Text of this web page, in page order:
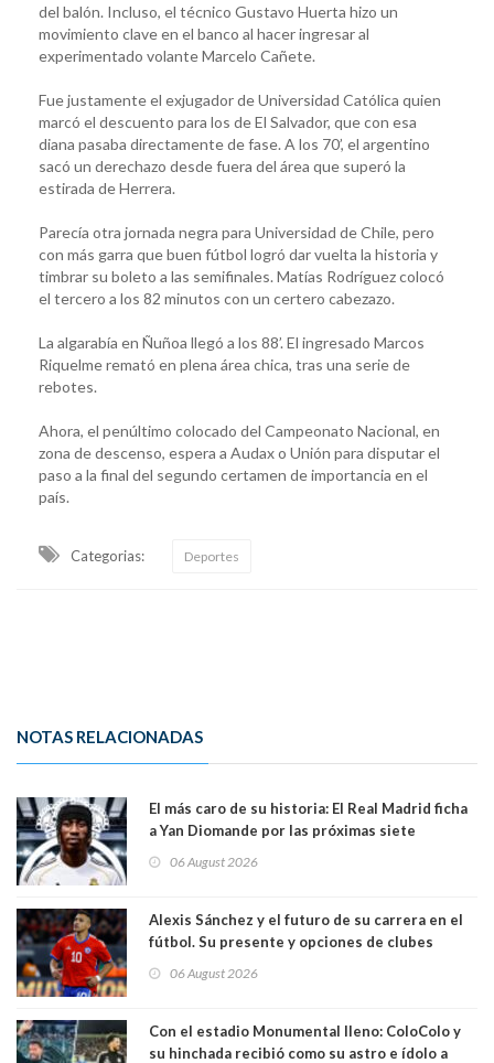
del balón. Incluso, el técnico Gustavo Huerta hizo un
movimiento clave en el banco al hacer ingresar al
experimentado volante Marcelo Cañete.
Fue justamente el exjugador de Universidad Católica quien
marcó el descuento para los de El Salvador, que con esa
diana pasaba directamente de fase. A los 70’, el argentino
sacó un derechazo desde fuera del área que superó la
estirada de Herrera.
Parecía otra jornada negra para Universidad de Chile, pero
con más garra que buen fútbol logró dar vuelta la historia y
timbrar su boleto a las semifinales. Matías Rodríguez colocó
el tercero a los 82 minutos con un certero cabezazo.
La algarabía en Ñuñoa llegó a los 88’. El ingresado Marcos
Riquelme remató en plena área chica, tras una serie de
rebotes.
Ahora, el penúltimo colocado del Campeonato Nacional, en
zona de descenso, espera a Audax o Unión para disputar el
paso a la final del segundo certamen de importancia en el
país.
Categorias: Deportes
NOTAS RELACIONADAS
El más caro de su historia: El Real Madrid ficha
a Yan Diomande por las próximas siete
06 August 2026
Alexis Sánchez y el futuro de su carrera en el
fútbol. Su presente y opciones de clubes
06 August 2026
Con el estadio Monumental lleno: ColoColo y
su hinchada recibió como su astro e ídolo a